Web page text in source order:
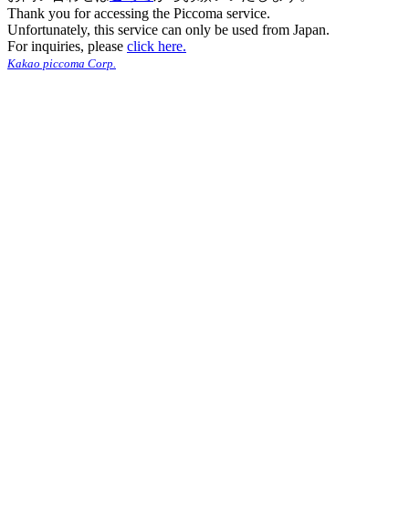
Thank you for accessing the Piccoma service.
Unfortunately, this service can only be used from Japan.
For inquiries, please click here.
Kakao piccoma Corp.